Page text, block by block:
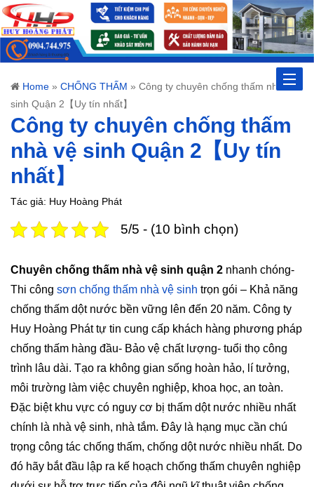
Toggle
Home » CHỐNG THẤM » Công ty chuyên chống thấm nhà vệ
sinh Quận 2【Uy tín nhất】
Công ty chuyên chống thấm
nhà vệ sinh Quận 2【Uy tín
nhất】
Tác giả: Huy Hoàng Phát
5/5 - (10 bình chọn)
Chuyên chống thấm nhà vệ sinh quận 2 nhanh chóng-
Thi công sơn chống thấm nhà vệ sinh trọn gói – Khả năng
chống thấm dột nước bền vững lên đến 20 năm. Công ty
Huy Hoàng Phát tự tin cung cấp khách hàng phương pháp
chống thấm hàng đầu- Bảo vệ chất lượng- tuổi thọ công
trình lâu dài. Tạo ra không gian sống hoàn hảo, lí tưởng,
môi trường làm việc chuyên nghiệp, khoa học, an toàn.
Đặc biệt khu vực có nguy cơ bị thấm dột nước nhiều nhất
chính là nhà vệ sinh, nhà tắm. Đây là hạng mục cần chú
trọng công tác chống thấm, chống dột nước nhiều nhất. Do
đó hãy bắt đầu lập ra kế hoạch chống thấm chuyên nghiệp